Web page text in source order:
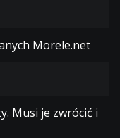
Morele.net
Musi je zwrócić i